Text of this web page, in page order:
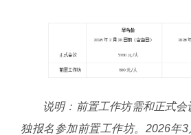
说明：前置工作坊需和正式
独报名参加前置工作坊。2026年